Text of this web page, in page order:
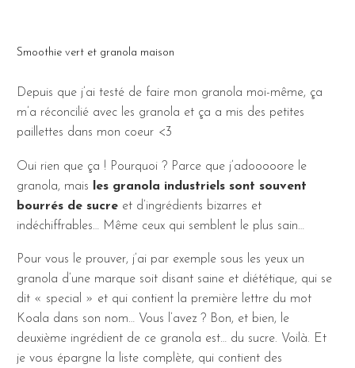
Smoothie vert et granola maison
Depuis que j’ai testé de faire mon granola moi-même, ça
m’a réconcilié avec les granola et ça a mis des petites
paillettes dans mon coeur <3
Oui rien que ça ! Pourquoi ? Parce que j’adooooore le
granola, mais
les granola industriels sont souvent
bourrés de sucre et d’ingrédients bizarres et
indéchiffrables… Même ceux qui semblent le plus sain…
Pour vous le prouver, j’ai par exemple sous les yeux un
granola d’une marque soit disant saine et diététique, qui se
dit « special » et qui contient la première lettre du mot
Koala dans son nom… Vous l’avez ? Bon, et bien, le
deuxième ingrédient de ce granola est… du sucre. Voilà. Et
je vous épargne la liste complète, qui contient des